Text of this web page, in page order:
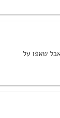
שאפו על